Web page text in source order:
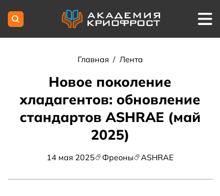
Главная / Лента
Новое поколение
хладагентов: обновление
стандартов ASHRAE (май
2025)
14 мая 2025 Фреоны ASHRAE